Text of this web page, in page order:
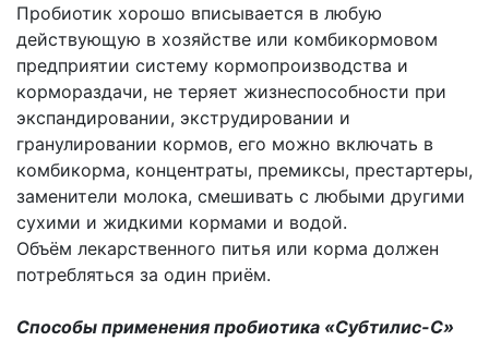
Пробиотик хорошо вписывается в любую
действующую в хозяйстве или комбикормовом
предприятии систему кормопроизводства и
кормораздачи, не теряет жизнеспособности при
экспандировании, экструдировании и
гранулировании кормов, его можно включать в
комбикорма, концентраты, премиксы, престартеры,
заменители молока, смешивать с любыми другими
сухими и жидкими кормами и водой.
Объём лекарственного питья или корма должен
потребляться за один приём.
Способы применения пробиотика «Субтилис-С»